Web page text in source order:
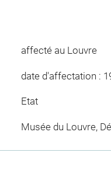
affecté au Louvre
date d'affectation :
Etat
Musée du Louvre,